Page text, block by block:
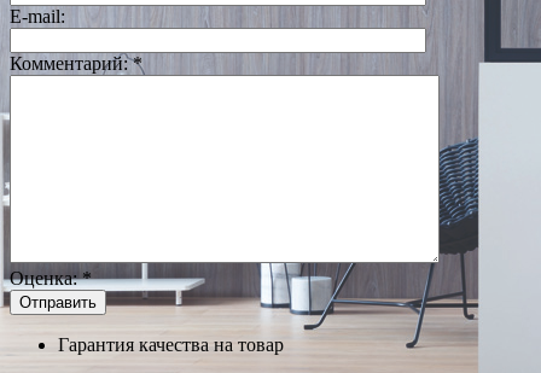
E-mail:
Комментарий:*
Оценка:*
Гарантия качества на товар